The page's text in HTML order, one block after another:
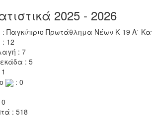
2025 - 2026
: Παγκύπριο Πρωτάθλημα Νέων Κ-19 Α΄
12
: 7
: 5
: 0
: 518